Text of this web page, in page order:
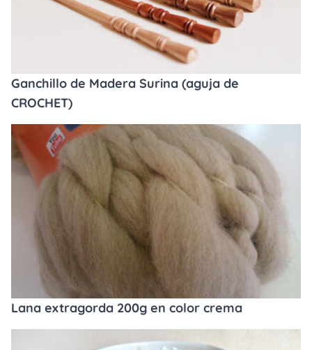
Ganchillo de Madera Surina (aguja de
CROCHET)
Lana extragorda 200g en color crema